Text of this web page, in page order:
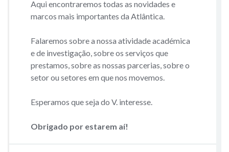
Aqui encontraremos todas as novidades e
marcos mais importantes da Atlântica.
Falaremos sobre a nossa atividade académica
e de investigação, sobre os serviços que
prestamos, sobre as nossas parcerias, sobre o
setor ou setores em que nos movemos.
Esperamos que seja do V. interesse.
Obrigado por estarem aí!